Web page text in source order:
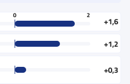
0 2
+1,6
+1,2
+0,3